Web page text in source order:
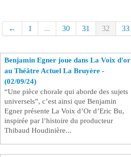
Agenda
Abonnement▼
Se connecter
← 1 ... 30 31 32 33
Benjamin Egner joue dans La Voix d'or
au Théâtre Actuel La Bruyère -
(02/09/24)
“Une pièce chorale qui aborde des sujets
universels”, c’est ainsi que Benjamin
Egner présente La Voix d’Or d’Eric Bu,
inspirée par l’histoire du producteur
Thibaud Houdinière...